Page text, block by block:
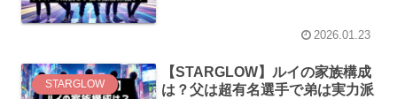
2026.01.23
STARGLOW
【STARGLOW】ルイの家族構成
は？父は超有名選手で弟は実力派